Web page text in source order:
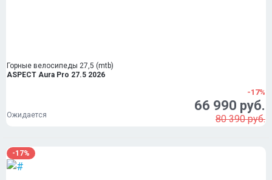
Горные велосипеды 27,5 (mtb)
ASPECT Aura Pro 27.5 2026
Ожидается
-17%
66 990 руб.
80 390 руб.
-17%